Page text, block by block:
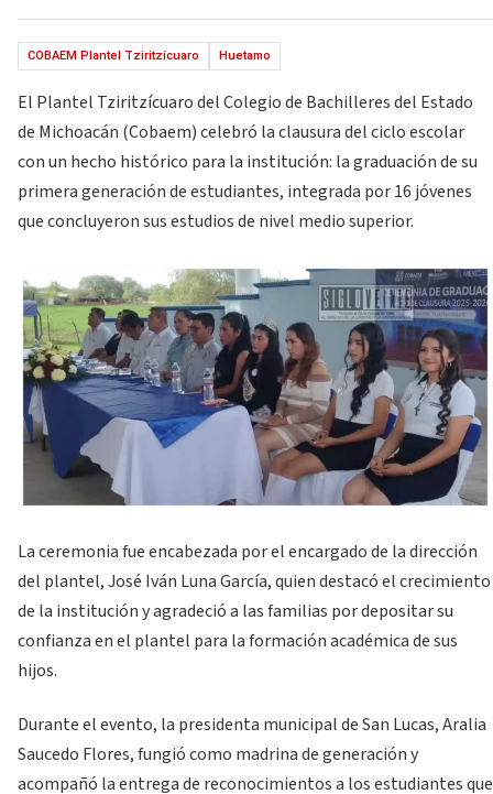
COBAEM Plantel Tziritzícuaro Huetamo
El Plantel Tziritzícuaro del Colegio de Bachilleres del Estado
de Michoacán (Cobaem) celebró la clausura del ciclo escolar
con un hecho histórico para la institución: la graduación de su
primera generación de estudiantes, integrada por 16 jóvenes
que concluyeron sus estudios de nivel medio superior.
La ceremonia fue encabezada por el encargado de la dirección
del plantel, José Iván Luna García, quien destacó el crecimiento
de la institución y agradeció a las familias por depositar su
confianza en el plantel para la formación académica de sus
hijos.
Durante el evento, la presidenta municipal de San Lucas, Aralia
Saucedo Flores, fungió como madrina de generación y
acompañó la entrega de reconocimientos a los estudiantes que